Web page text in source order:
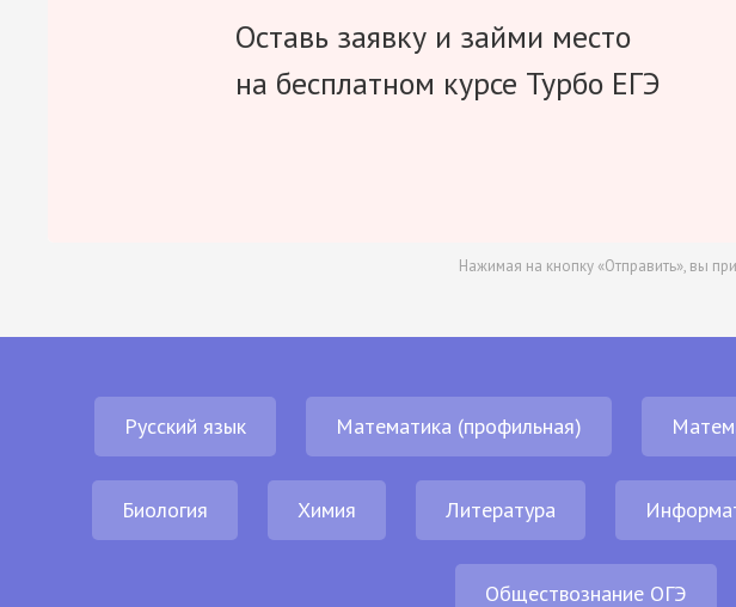
Оставь заявку и займи место
на бесплатном курсе Турбо ЕГЭ
Нажимая на кнопку «Отправить», вы
Русский язык Математика (профильная)
Биология Химия Литература
Обществознание ОГЭ